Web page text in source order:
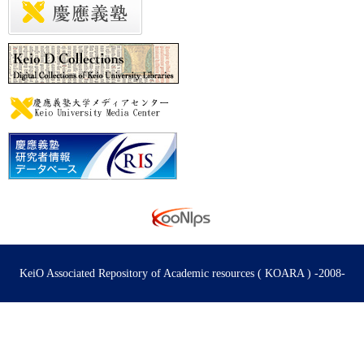
KeiO Associated Repository of Academic resources ( KOARA ) -2008-